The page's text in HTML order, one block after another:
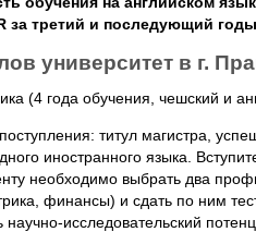
за третий и последующий
университет в г.
(4 года обучения, чешский и
титул магистра,
иностранного языка.
необходимо выбрать два
финансы) и сдать по ним
научно-исследовательский